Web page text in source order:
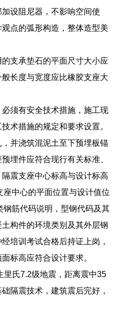
设阻尼器，不影响空间使
点的弧形构造，整体造型美
支承垫石的平面尺寸大小应
长度与宽度应比橡胶支座大
须有安全技术措施，施工现
术措施的规定和要求设置。
并浇筑混泥土至下预埋板锚
埋件应符合现行有关标准、
震支座中心标高与设计标高
中心的平面位置与设计值位
筋代码说明，型钢代码及其
构件的环境类别及其外层钢
培训考试合格后持证上岗，
标高应符合设计要求。
里氏7.2级地震，距离震中35
隔震技术，建筑震后完好，